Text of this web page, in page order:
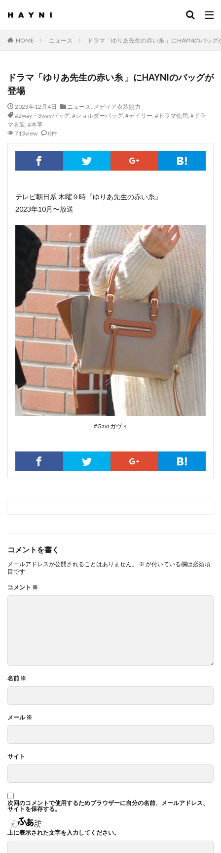
HOME ニュース ドラマ「ゆりあ先生の赤い糸 」にHAYNIのバッグ
ドラマ「ゆりあ先生の赤い糸 」にHAYNIのバッグが
登場
2023年12月4日 ニュース, メディア衣装協力
#2way・3wayバッグ, #ショルダーバッグ, #デイリー, #ドラマ使用, #ドラ
マ衣装, #本革
713view
0件
テレビ朝日系 木曜９時『ゆりあ先生の赤い糸』
2023年10月〜放送
#Gavi ガヴィ
コメントを書く
メールアドレスが公開されることはありません。 ※ が付いている欄は必須項
目です
コメント ※
名前 ※
メール※
サイト
次回のコメントで使用するためブラウザーに自分の名前、メールアドレス、
サイトを保存する。
上に表示された文字を入力してください。